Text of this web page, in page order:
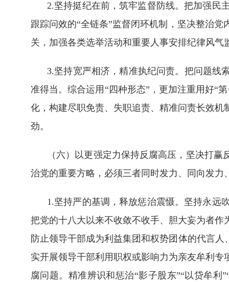
2.坚持挺纪在前，筑牢监督防线。把加强民
跟踪问效的“全链条”监督闭环机制，坚决整治
关，加强各类选举活动和重要人事安排纪律风
3.坚持宽严相济，精准执纪问责。把问题线
准得当。综合运用“四种形态”，更加注重用好“
化，构建尽职免责、失职追责、精准问责长效
劲。
（六）以更强定力保持反腐高压，坚决打
治党的重要方略，必须三者同时发力、同向发
1.坚持严的基调，释放惩治震慑。坚持永远
把党的十八大以来不收敛不收手、胆大妄为者
防止领导干部成为利益集团和权势团体的代言
实开展领导干部利用职权或影响力为亲友牟利
腐问题。精准辨识和惩治“影子股东”“以贷牟